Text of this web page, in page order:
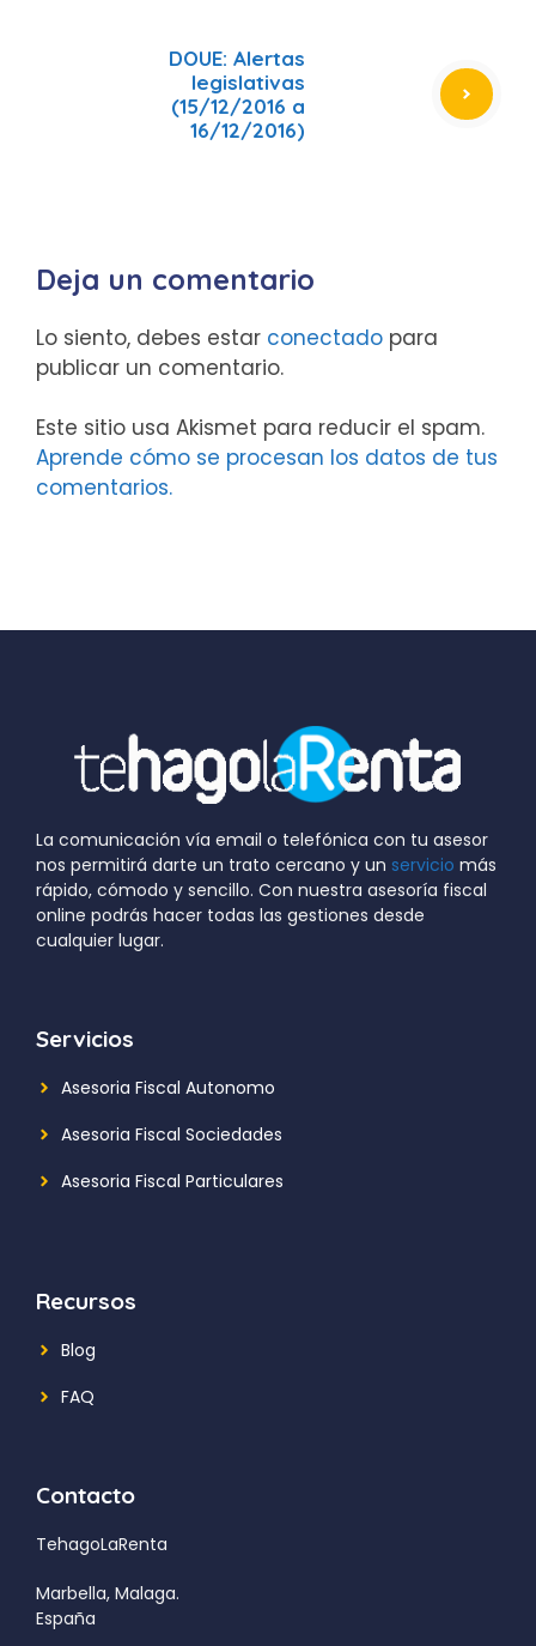
DOUE: Alertas
legislativas
(15/12/2016 a
16/12/2016)
Deja un comentario
Lo siento, debes estar conectado para
publicar un comentario.
Este sitio usa Akismet para reducir el spam.
Aprende cómo se procesan los datos de tus
comentarios.
La comunicación vía email o telefónica con tu asesor
nos permitirá darte un trato cercano y un servicio más
rápido, cómodo y sencillo. Con nuestra asesoría fiscal
online podrás hacer todas las gestiones desde
cualquier lugar.
Servicios
Asesoria Fiscal Autonomo
Asesoria Fiscal Sociedades
Asesoria Fiscal Particulares
Recursos
Blog
FAQ
Contacto
TehagoLaRenta
Marbella, Malaga.
España